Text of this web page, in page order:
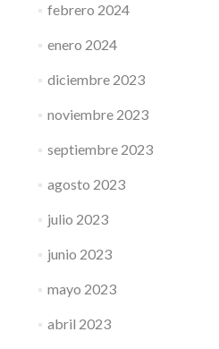
febrero 2024
enero 2024
diciembre 2023
noviembre 2023
septiembre 2023
agosto 2023
julio 2023
junio 2023
mayo 2023
abril 2023